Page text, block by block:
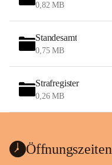
0,82 MB
Standesamt
0,75 MB
Strafregister
0,26 MB
Öffnungszeiten